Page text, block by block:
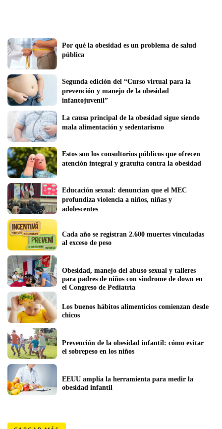
Por qué la obesidad es un problema de salud
pública
Segunda edición del “Curso virtual para la
prevención y manejo de la obesidad
La causa principal de la obesidad sigue siendo
mala alimentación y sedentarismo
Estos son los consultorios públicos que ofrecen
atención integral y gratuita contra la obesidad
Educación sexual: denuncian que el MEC
profundiza violencia a niños, niñas y
adolescentes
Cada año se registran 2.600 muertes vinculadas
al exceso de peso
Obesidad, manejo del abuso sexual y talleres
para padres de niños con síndrome de down en
Los buenos hábitos alimenticios comienzan desde
chicos
Prevención de la obesidad infantil: cómo evitar
el sobrepeso en los niños
EEUU amplía la herramienta para medir la
obesidad infantil